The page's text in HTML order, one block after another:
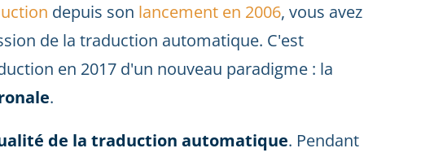
depuis son lancement en 2006, vous avez
de la traduction automatique. C'est
en 2017 d'un nouveau paradigme : la
.
de la traduction automatique. Pendant